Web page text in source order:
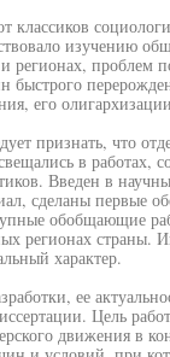
классиков
изучению
регионах, проблем
быстрого
его
признать, что
в работах,
Введен в
сделаны первые
обобщающие
регионах страны.
характер.
ее
Цель
движения в